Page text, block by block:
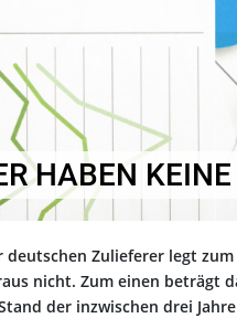
HABEN
deutschen Zulieferer legt
nicht. Zum einen beträgt
der inzwischen drei